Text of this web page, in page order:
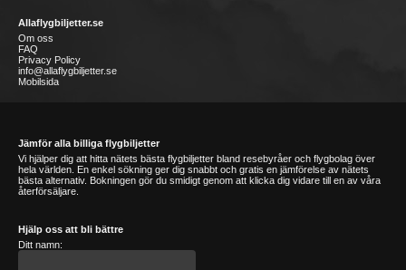
Allaflygbiljetter.se
Om oss
FAQ
Privacy Policy
info@allaflygbiljetter.se
Mobilsida
Jämför alla billiga flygbiljetter
Vi hjälper dig att hitta nätets bästa flygbiljetter bland resebyråer och flygbolag över
hela världen. En enkel sökning ger dig snabbt och gratis en jämförelse av nätets
bästa alternativ. Bokningen gör du smidigt genom att klicka dig vidare till en av våra
återförsäljare.
Hjälp oss att bli bättre
Ditt namn: